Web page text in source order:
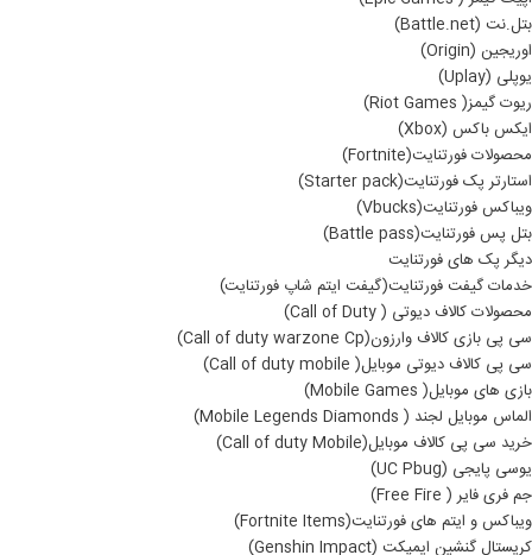
بتل.نت (Battle.net)
اوریجین (Origin)
یوپلی (Uplay)
ریوت گیمز( Riot Games)
ایکس باکس (Xbox)
محصولات فورتنایت(Fortnite)
استارتر پک فورتنایت(Starter pack)
ویباکس فورتنایت(Vbucks)
بتل پس فورتنایت(Battle pass)
دیگر پک های فورتنایت
خدمات گیفت فورتنایت(گیفت ایتم شاپ فورتنایت)
محصولات کالاف دیوتی ( Call of Duty)
سی پی بازی کالاف وارزون(Call of duty warzone Cp)
سی پی کالاف دیوتی موبایل( Call of duty mobile)
بازی های موبایل( Mobile Games)
الماس موبایل لجند ( Mobile Legends Diamonds)
خرید سی پی کالاف موبایل(Call of duty Mobile)
یوسی پایجی (UC Pbug)
جم فری فایر ( Free Fire)
ویباکس و ایتم های فورتنایت(Fortnite Items)
کریستال گنشین ایمپکت (Genshin Impact)